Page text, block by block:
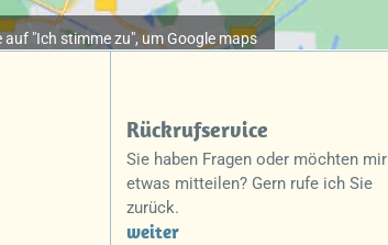
auf "Ich stimme zu", um Google maps
Ich stimme zuRückrufservice
Sie haben Fragen oder möchten mir
etwas mitteilen? Gern rufe ich Sie
zurück.
weiter